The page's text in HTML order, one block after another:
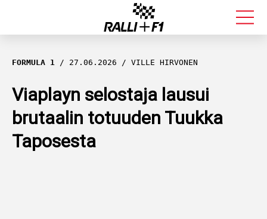
FORMULA 1
RALLI
KALLE ROVANPERÄ
VALTTERI BOTTAS
FORMULA 1 27.06.2026 VILLE HIRVONEN
Viaplayn selostaja lausui
brutaalin totuuden Tuukka
Taposesta